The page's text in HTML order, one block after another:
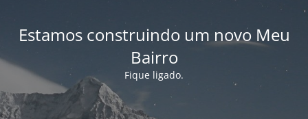
Estamos construindo um novo Meu
Bairro
Fique ligado.